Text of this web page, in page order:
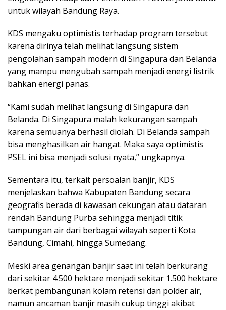
untuk wilayah Bandung Raya.
KDS mengaku optimistis terhadap program tersebut
karena dirinya telah melihat langsung sistem
pengolahan sampah modern di Singapura dan Belanda
yang mampu mengubah sampah menjadi energi listrik
bahkan energi panas.
“Kami sudah melihat langsung di Singapura dan
Belanda. Di Singapura malah kekurangan sampah
karena semuanya berhasil diolah. Di Belanda sampah
bisa menghasilkan air hangat. Maka saya optimistis
PSEL ini bisa menjadi solusi nyata,” ungkapnya.
Sementara itu, terkait persoalan banjir, KDS
menjelaskan bahwa Kabupaten Bandung secara
geografis berada di kawasan cekungan atau dataran
rendah Bandung Purba sehingga menjadi titik
tampungan air dari berbagai wilayah seperti Kota
Bandung, Cimahi, hingga Sumedang.
Meski area genangan banjir saat ini telah berkurang
dari sekitar 4.500 hektare menjadi sekitar 1.500 hektare
berkat pembangunan kolam retensi dan polder air,
namun ancaman banjir masih cukup tinggi akibat